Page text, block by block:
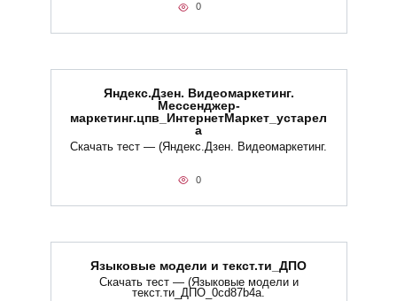
0
Яндекс.Дзен. Видеомаркетинг.
Мессенджер-
маркетинг.цпв_ИнтернетМаркет_устарел
а
Скачать тест — (Яндекс.Дзен. Видеомаркетинг.
0
Языковые модели и текст.ти_ДПО
Скачать тест — (Языковые модели и
текст.ти_ДПО_0cd87b4a.